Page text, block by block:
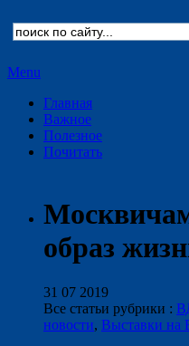
Menu
Главная
Важное
Полезное
Почитать
образ
31 07 2019
Все статьи рубрики :
новости, Выставки